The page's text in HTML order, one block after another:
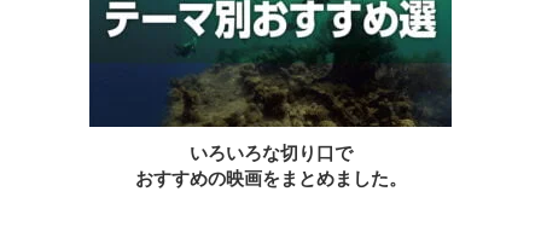
いろいろな切り口で
おすすめの映画をまとめました。